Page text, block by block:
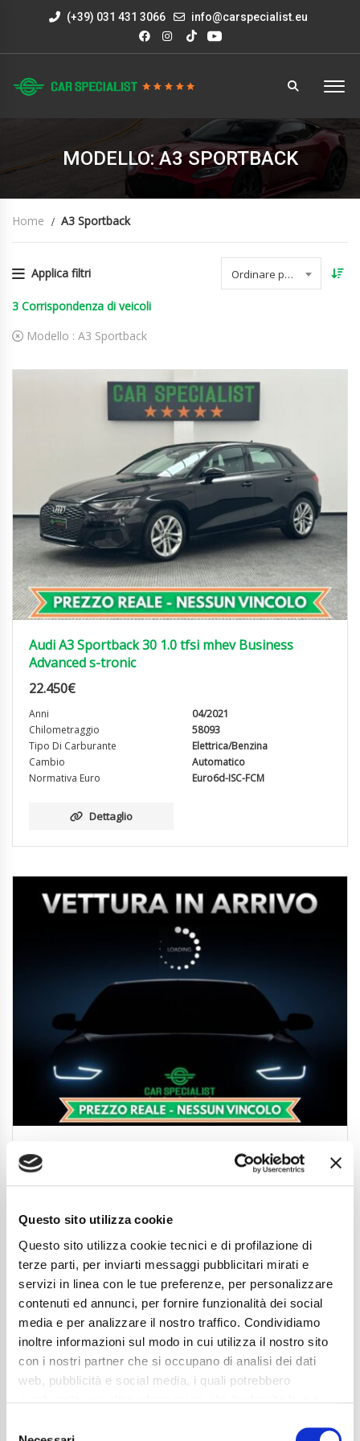
Questo sito utilizza cookie
Questo sito utilizza cookie tecnici e di profilazione di
terze parti, per inviarti messaggi pubblicitari mirati e
servizi in linea con le tue preferenze, per personalizzare
contenuti ed annunci, per fornire funzionalità dei social
media e per analizzare il nostro traffico. Condividiamo
inoltre informazioni sul modo in cui utilizza il nostro sito
con i nostri partner che si occupano di analisi dei dati
web, pubblicità e social media, i quali potrebbero
mera chiusura del banner non comporta l’accettazione
(+39) 031 431 3066 info@carspecialist.eu
MODELLO: A3 SPORTBACK
Home A3 Sportback
Applica filtri Ordinare per data
3 Corrispondenza di veicoli
Modello : A3 Sportback
Audi A3 Sportback 30 1.0 tfsi mhev Business
Advanced s-tronic
22.450€
Anni
04/2021
Chilometraggio
58093
Tipo Di Carburante
Elettrica/Benzina
Cambio
Automatico
Normativa Euro
Euro6d-ISC-FCM
Dettaglio
Audi A3 Sportback 30 2.0 tdi s-tronic
24.850
Chilometraggio
Cambio
Automatico
Normativa Euro
Euro6d-ISC-FCM
Dettaglio